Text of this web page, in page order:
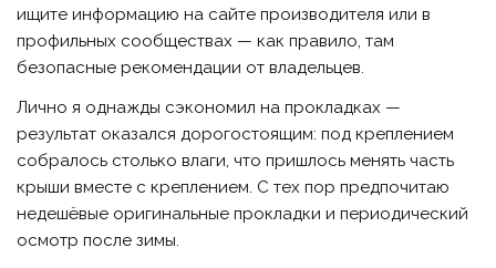
ищите информацию на сайте производителя или в
профильных сообществах — как правило, там
безопасные рекомендации от владельцев.
Лично я однажды сэкономил на прокладках —
результат оказался дорогостоящим: под креплением
собралось столько влаги, что пришлось менять часть
крыши вместе с креплением. С тех пор предпочитаю
недешёвые оригинальные прокладки и периодический
осмотр после зимы.